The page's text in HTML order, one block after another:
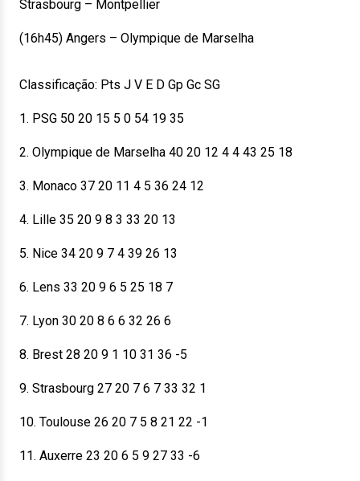
Strasbourg – Montpellier
(16h45) Angers – Olympique de Marselha
Classificação: Pts J V E D Gp Gc SG
1. PSG 50 20 15 5 0 54 19 35
2. Olympique de Marselha 40 20 12 4 4 43 25 18
3. Monaco 37 20 11 4 5 36 24 12
4. Lille 35 20 9 8 3 33 20 13
5. Nice 34 20 9 7 4 39 26 13
6. Lens 33 20 9 6 5 25 18 7
7. Lyon 30 20 8 6 6 32 26 6
8. Brest 28 20 9 1 10 31 36 -5
9. Strasbourg 27 20 7 6 7 33 32 1
10. Toulouse 26 20 7 5 8 21 22 -1
11. Auxerre 23 20 6 5 9 27 33 -6